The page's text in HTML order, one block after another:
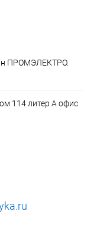
ПРОМЭЛЕКТРО.
114 литер А офис